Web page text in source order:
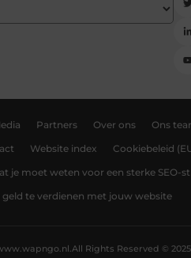
Partners Over ons Ons
Website index Cookiebeleid
je moet weten voor een sterke SEO-
te verdienen met jouw website
All Rights Reserved © 2025